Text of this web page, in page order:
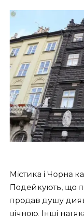
Містика і Чорна
Подейкують, що
продав душу
вічною. Інші